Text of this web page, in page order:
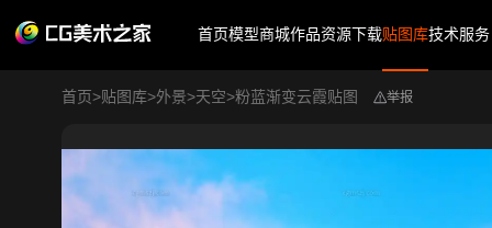
首页模型商城作品资源下载贴图库技术服务
首页>贴图库>外景>天空>粉蓝渐变云霞贴图 举报